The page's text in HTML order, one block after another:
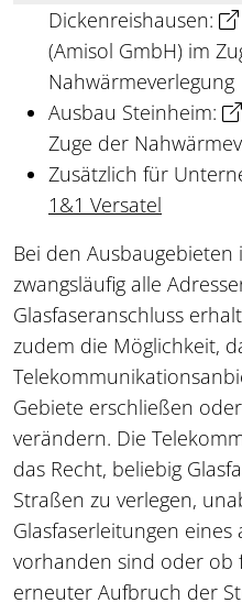
Dickenreishausen:
(Amisol GmbH) im
Nahwärmeverlegung
Ausbau Steinheim:
Zuge der
Zusätzlich für
1&1 Versatel
Bei den
zwangsläufig alle
Glasfaseranschluss
zudem die Möglichkeit,
Gebiete erschließen
verändern. Die
das Recht, beliebig
Straßen zu verlegen,
Glasfaserleitungen
vorhanden sind oder ob
erneuter Aufbruch der